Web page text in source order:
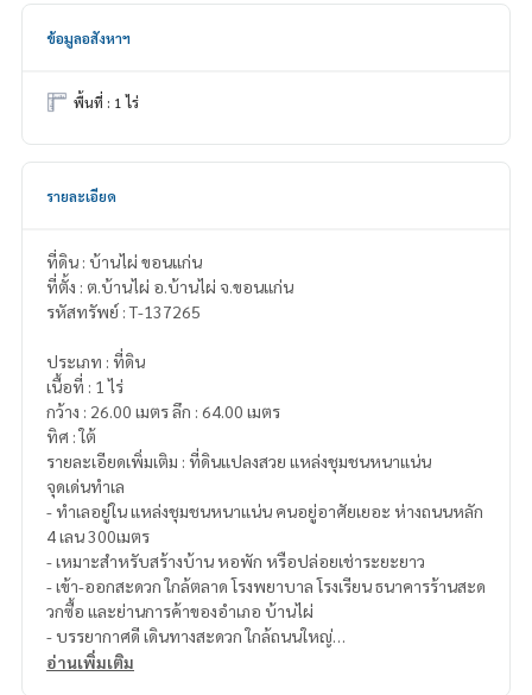
ข้อมูลอสังหาฯ
พื้นที่ : 1 ไร่
รายละเอียด
ที่ดิน : บ้านไผ่ ขอนแก่น
ที่ตั้ง : ต.บ้านไผ่ อ.บ้านไผ่ จ.ขอนแก่น
รหัสทรัพย์ : T-137265
ประเภท : ที่ดิน
เนื้อที่ : 1 ไร่
กว้าง : 26.00 เมตร ลึก : 64.00 เมตร
ทิศ : ใต้
รายละเอียดเพิ่มเติม : ที่ดินแปลงสวย แหล่งชุมชนหนาแน่น
จุดเด่นทำเล
- ทำเลอยู่ใน แหล่งชุมชนหนาแน่น คนอยู่อาศัยเยอะ ห่างถนนหลัก
4 เลน 300เมตร
- เหมาะสำหรับสร้างบ้าน หอพัก หรือปล่อยเช่าระยะยาว
- เข้า-ออกสะดวก ใกล้ตลาด โรงพยาบาล โรงเรียน ธนาคารร้านสะด
วกซื้อ และย่านการค้าของอำเภอ บ้านไผ่
- บรรยากาศดี เดินทางสะดวก ใกล้ถนนใหญ่
อ่านเพิ่มเติม